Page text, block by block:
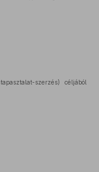
szerzés) céljából